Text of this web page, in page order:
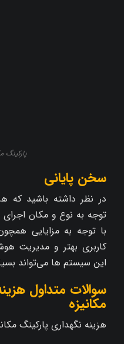
پارکینگ
سخن پایانی
در نظر داشته باشید که
توجه به نوع و مکان اجرای
با توجه به مزایایی
کاربری بهتر و مدیریت
این سیستم‌ ها می‌تواند
سوالات متداول
مکانیزه
هزینه نگهداری پارکینگ